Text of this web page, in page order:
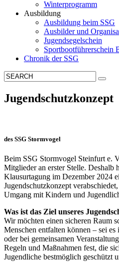
Winterprogramm
Ausbildung
Ausbildung beim SSG
Ausbilder und
Jugendsegelschein
Sportbootführerschein
Chronik der SSG
Jugendschutzkonzept
des SSG Stormvogel
Beim SSG Stormvogel Steinfurt e.
Mitglieder an erster Stelle. Deshalb
Klausurtagung im Dezember 2024
Jugendschutzkonzept
Umgang mit Kindern und
Was ist das Ziel unseres
Wir möchten einen sicheren Raum
Menschen entfalten können – sei
oder bei gemeinsamen
Regeln und Maßnahmen fest, die
Jugendliche bestmöglich geschützt